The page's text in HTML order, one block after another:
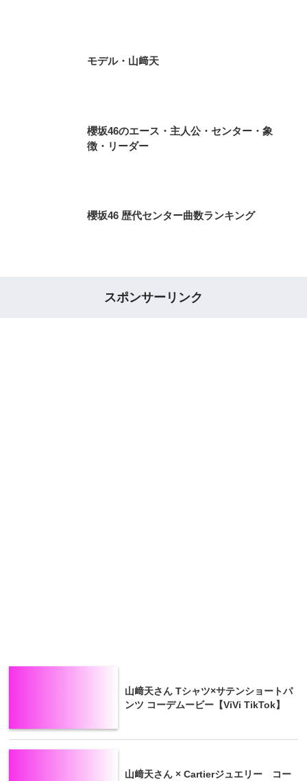
モデル・山﨑天
櫻坂46のエース・主人公・センター・象
徴・リーダー
櫻坂46 歴代センター曲数ランキング
スポンサーリンク
山﨑天さん Tシャツ×サテンショートパ
ンツ コーデムービー【ViVi TikTok】
山﨑天さん × Cartierジュエリー コー